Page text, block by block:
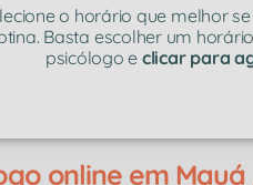
o horário que melhor
Basta escolher um
psicólogo e clicar para
online em Mauá